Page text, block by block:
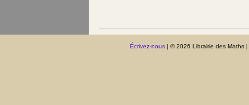
Écrivez-nous| © 2026 Librairie des Maths |